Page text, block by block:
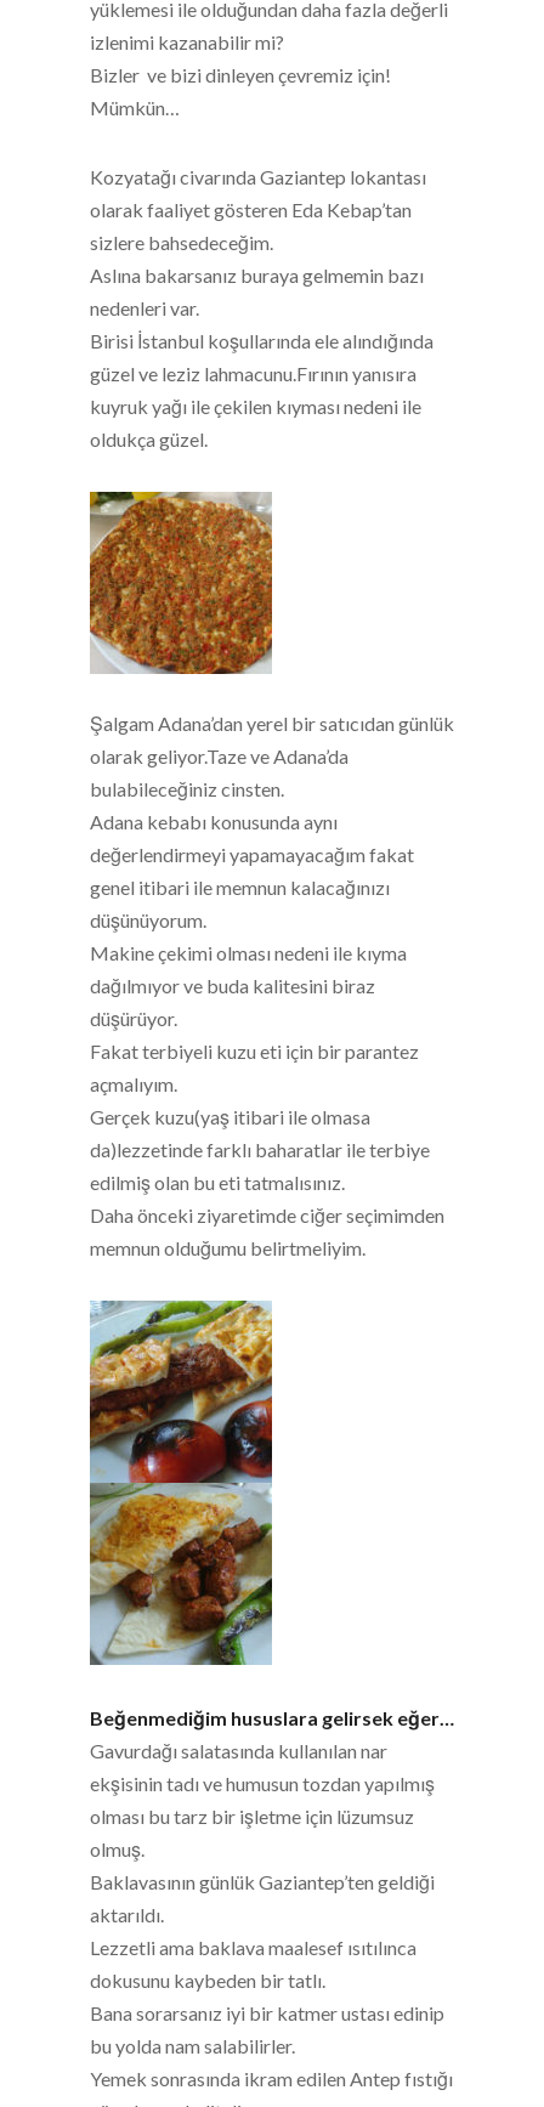
yüklemesi ile olduğundan daha fazla değerli
izlenimi kazanabilir mi?
Bizler ve bizi dinleyen çevremiz için!
Mümkün…
Kozyatağı civarında Gaziantep lokantası
olarak faaliyet gösteren Eda Kebap’tan
sizlere bahsedeceğim.
Aslına bakarsanız buraya gelmemin bazı
nedenleri var.
Birisi İstanbul koşullarında ele alındığında
güzel ve leziz lahmacunu.Fırının yanısıra
kuyruk yağı ile çekilen kıyması nedeni ile
oldukça güzel.
Şalgam Adana’dan yerel bir satıcıdan günlük
olarak geliyor.Taze ve Adana’da
bulabileceğiniz cinsten.
Adana kebabı konusunda aynı
değerlendirmeyi yapamayacağım fakat
genel itibari ile memnun kalacağınızı
düşünüyorum.
Makine çekimi olması nedeni ile kıyma
dağılmıyor ve buda kalitesini biraz
düşürüyor.
Fakat terbiyeli kuzu eti için bir parantez
açmalıyım.
Gerçek kuzu(yaş itibari ile olmasa
da)lezzetinde farklı baharatlar ile terbiye
edilmiş olan bu eti tatmalısınız.
Daha önceki ziyaretimde ciğer seçimimden
memnun olduğumu belirtmeliyim.
Beğenmediğim hususlara gelirsek eğer…
Gavurdağı salatasında kullanılan nar
ekşisinin tadı ve humusun tozdan yapılmış
olması bu tarz bir işletme için lüzumsuz
olmuş.
Baklavasının günlük Gaziantep’ten geldiği
aktarıldı.
Lezzetli ama baklava maalesef ısıtılınca
dokusunu kaybeden bir tatlı.
Bana sorarsanız iyi bir katmer ustası edinip
bu yolda nam salabilirler.
Yemek sonrasında ikram edilen Antep fıstığı